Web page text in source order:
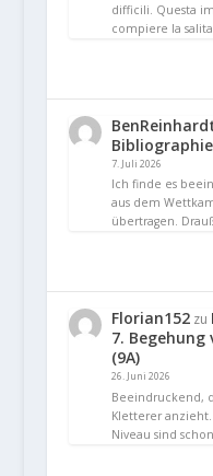
difficili. Questa
compiere la
7. Juli 2026
Ich finde es
aus dem
übertragen.
Florian152zu
7. Begehung
(9A)
26. Juni 2026
Beeindruckend,
Kletterer
Niveau sind